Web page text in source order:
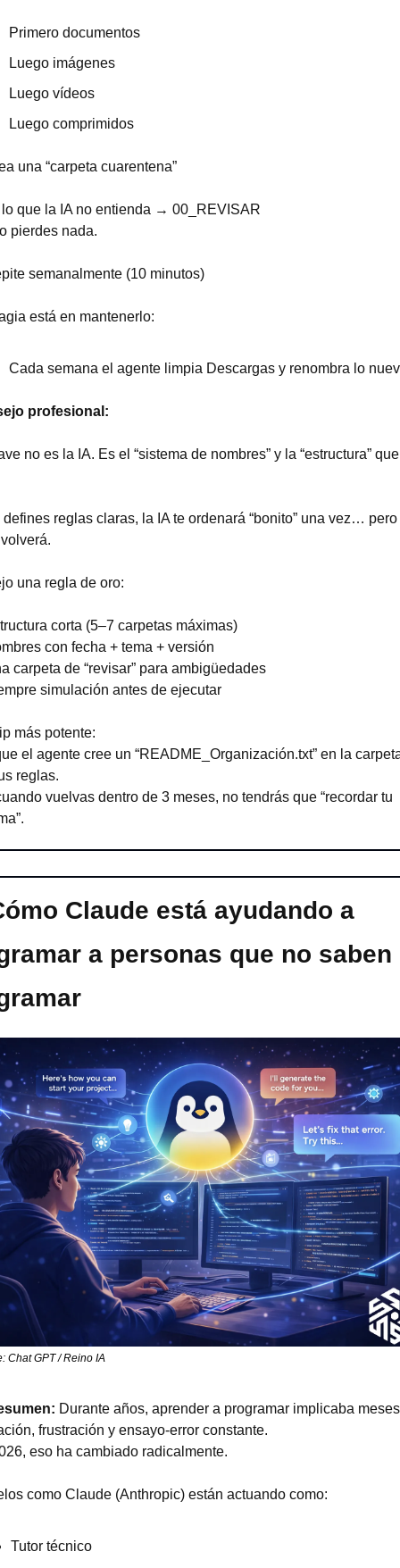
Primero documentos
Luego imágenes
Luego vídeos
Luego comprimidos
una “carpeta cuarentena”
lo que la IA no entienda → 00_REVISAR
pierdes nada.
semanalmente (10 minutos)
está en mantenerlo:
Cada semana el agente limpia Descargas y renombra lo
profesional:
no es la IA. Es el “sistema de nombres” y la “estructura”
reglas claras, la IA te ordenará “bonito” una vez… pero
una regla de oro:
corta (5–7 carpetas máximas)
con fecha + tema + versión
carpeta de “revisar” para ambigüedades
simulación antes de ejecutar
más potente:
el agente cree un “README_Organización.txt” en la
reglas.
vuelvas dentro de 3 meses, no tendrás que “recordar tu
Claude está ayudando a
a personas que no saben
Chat GPT / Reino IA
Durante años, aprender a programar implicaba
frustración y ensayo-error constante.
eso ha cambiado radicalmente.
como Claude (Anthropic) están actuando como:
Tutor técnico